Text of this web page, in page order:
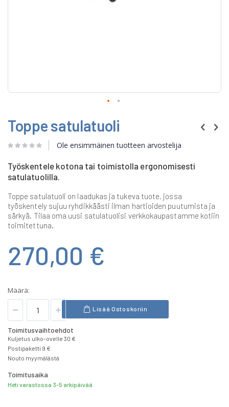
to
the
beginning
of
images
gallery
Toppe satulatuoli
Ole ensimmäinen tuotteen arvostelija
Työskentele kotona tai toimistolla ergonomisesti
satulatuolilla.
Toppe satulatuoli on laadukas ja tukeva tuote, jossa
työskentely sujuu ryhdikkäästi ilman hartioiden puutumista ja
särkyä. Tilaa oma uusi satulatuolisi verkkokaupastamme kotiin
toimitettuna.
270,00 €
Määrä:
Lisää Ostoskoriin
Toimitusvaihtoehdot
Kuljetus ulko-ovelle 30 €
Postipaketti 9 €
Nouto myymälästä
Toimitusaika
Heti varastossa 3-5 arkipäivää